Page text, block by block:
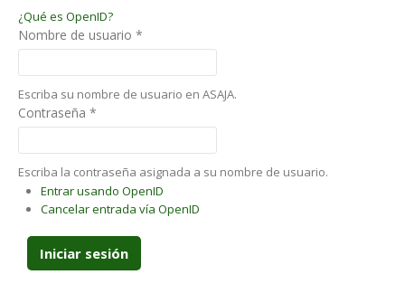
¿Qué es OpenID?
Nombre de usuario *
Escriba su nombre de usuario en ASAJA.
Contraseña *
Escriba la contraseña asignada a su nombre de usuario.
Entrar usando OpenID
Cancelar entrada vía OpenID